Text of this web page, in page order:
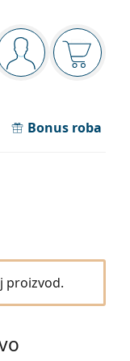
ploča
ste prijavljeni
Bonus roba
proizvod.